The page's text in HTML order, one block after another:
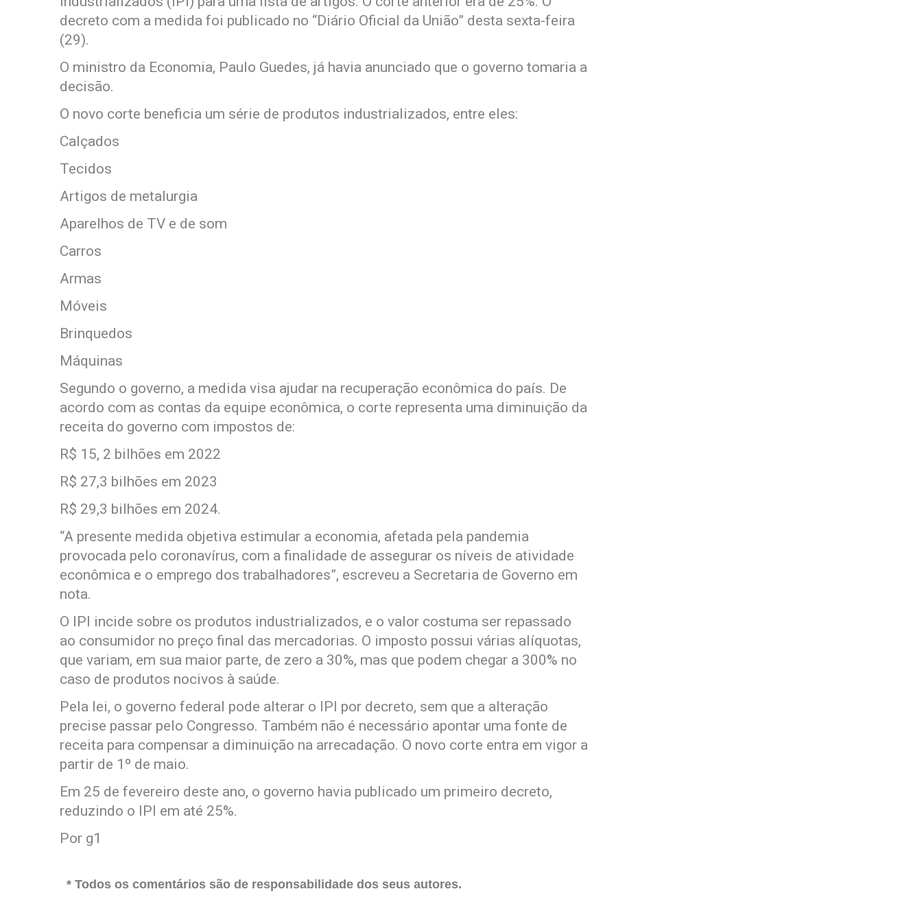
decreto com a medida foi publicado no “Diário Oficial da União” desta sexta-feira
(29).
O ministro da Economia, Paulo Guedes, já havia anunciado que o governo tomaria a
decisão.
O novo corte beneficia um série de produtos industrializados, entre eles:
Calçados
Tecidos
Artigos de metalurgia
Aparelhos de TV e de som
Carros
Armas
Móveis
Brinquedos
Máquinas
Segundo o governo, a medida visa ajudar na recuperação econômica do país. De
acordo com as contas da equipe econômica, o corte representa uma diminuição da
receita do governo com impostos de:
R$ 15, 2 bilhões em 2022
R$ 27,3 bilhões em 2023
R$ 29,3 bilhões em 2024.
“A presente medida objetiva estimular a economia, afetada pela pandemia
provocada pelo coronavírus, com a finalidade de assegurar os níveis de atividade
econômica e o emprego dos trabalhadores”, escreveu a Secretaria de Governo em
nota.
O IPI incide sobre os produtos industrializados, e o valor costuma ser repassado
ao consumidor no preço final das mercadorias. O imposto possui várias alíquotas,
que variam, em sua maior parte, de zero a 30%, mas que podem chegar a 300% no
caso de produtos nocivos à saúde.
Pela lei, o governo federal pode alterar o IPI por decreto, sem que a alteração
precise passar pelo Congresso. Também não é necessário apontar uma fonte de
receita para compensar a diminuição na arrecadação. O novo corte entra em vigor a
partir de 1º de maio.
Em 25 de fevereiro deste ano, o governo havia publicado um primeiro decreto,
reduzindo o IPI em até 25%.
Por g1
* Todos os comentários são de responsabilidade dos seus autores.